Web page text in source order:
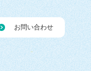
お問い合わせ